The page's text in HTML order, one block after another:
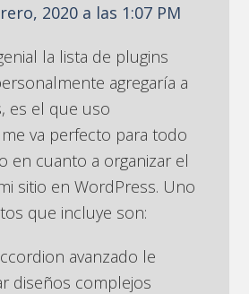
2020 a las 1:07 PM
la lista de plugins
agregaría a
es el que uso
va perfecto para todo
en cuanto a organizar el
sitio en WordPress. Uno
que incluye son:
avanzado le
diseños complejos